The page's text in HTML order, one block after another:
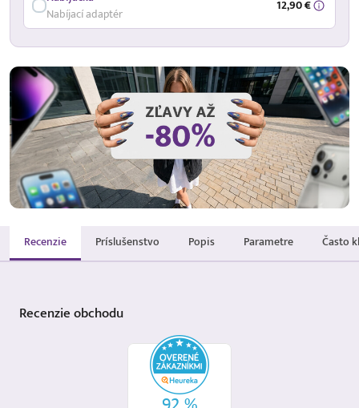
Nabíjací adaptér
12,90 €
Recenzie Príslušenstvo Popis Parametre Často
Recenzieobchodu